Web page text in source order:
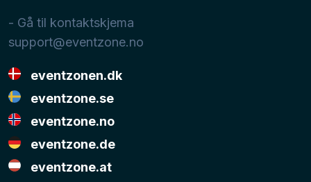
- Gå til kontaktskjema
support@eventzone.no
eventzonen.dk
eventzone.se
eventzone.no
eventzone.de
eventzone.at